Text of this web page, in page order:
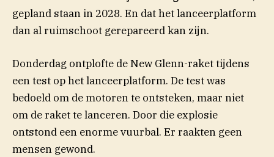
gepland staan in 2028. En dat het lanceerplatform
dan al ruimschoot gerepareerd kan zijn.
Donderdag ontplofte de New Glenn-raket tijdens
een test op het lanceerplatform. De test was
bedoeld om de motoren te ontsteken, maar niet
om de raket te lanceren. Door die explosie
ontstond een enorme vuurbal. Er raakten geen
mensen gewond.